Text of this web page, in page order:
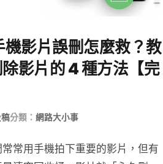
影片誤刪怎麼救？教
影片的 4 種方法【完
分類： 網路大小事
常用手機拍下重要的影片，但有